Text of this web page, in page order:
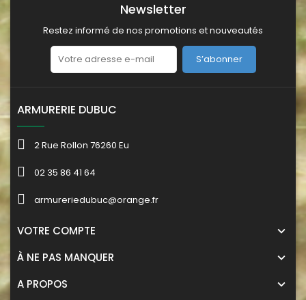
Newsletter
Restez informé de nos promotions et nouveautés
S’abonner
ARMURERIE DUBUC
2 Rue Rollon 76260 Eu
02 35 86 41 64
armureriedubuc@orange.fr
VOTRE COMPTE
À NE PAS MANQUER
A PROPOS